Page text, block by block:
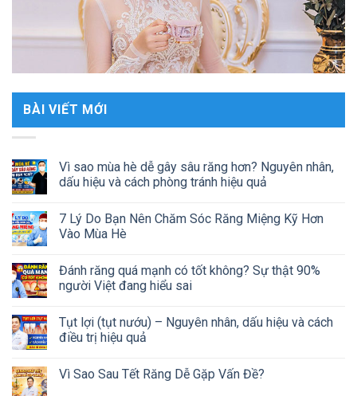
BÀI VIẾT MỚI
Vì sao mùa hè dễ gây sâu răng hơn? Nguyên nhân,
dấu hiệu và cách phòng tránh hiệu quả
7 Lý Do Bạn Nên Chăm Sóc Răng Miệng Kỹ Hơn
Vào Mùa Hè
Đánh răng quá mạnh có tốt không? Sự thật 90%
người Việt đang hiểu sai
Tụt lợi (tụt nướu) – Nguyên nhân, dấu hiệu và cách
điều trị hiệu quả
Vì Sao Sau Tết Răng Dễ Gặp Vấn Đề?